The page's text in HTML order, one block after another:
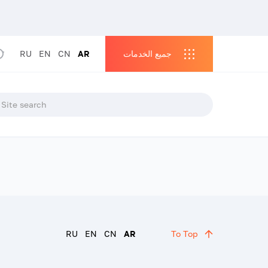
RU EN CN AR جميع الخدمات
RU EN CN AR To Top